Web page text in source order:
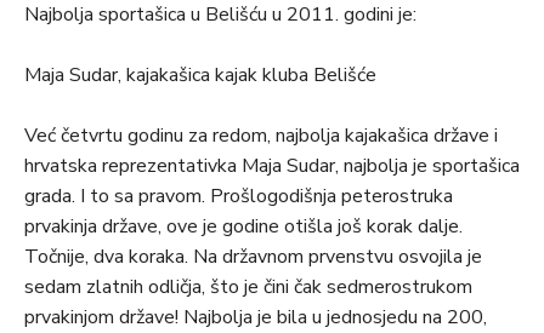
Najbolja sportašica u Belišću u 2011. godini je:
Maja Sudar, kajakašica kajak kluba Belišće
Već četvrtu godinu za redom, najbolja kajakašica države i
hrvatska reprezentativka Maja Sudar, najbolja je sportašica
grada. I to sa pravom. Prošlogodišnja peterostruka
prvakinja države, ove je godine otišla još korak dalje.
Točnije, dva koraka. Na državnom prvenstvu osvojila je
sedam zlatnih odličja, što je čini čak sedmerostrukom
prvakinjom države! Najbolja je bila u jednosjedu na 200,